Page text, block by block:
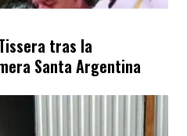
tras la
Santa Argentina